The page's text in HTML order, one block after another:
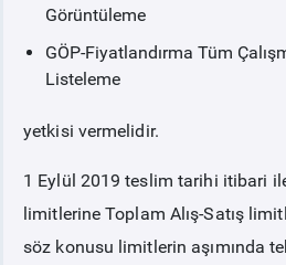
Görüntüleme
GÖP-Fiyatlandırma Tüm
Listeleme
yetkisi vermelidir.
1 Eylül 2019 teslim tarihi itibari
limitlerine Toplam Alış-Satış
söz konusu limitlerin aşımında